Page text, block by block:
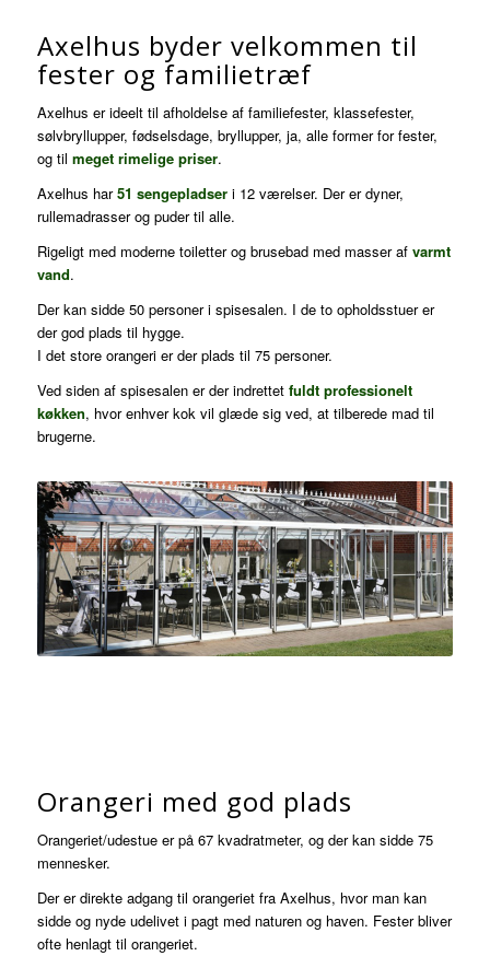
Axelhus byder velkommen til
fester og familietræf
Axelhus er ideelt til afholdelse af familiefester, klassefester,
sølvbryllupper, fødselsdage, bryllupper, ja, alle former for fester,
og til meget rimelige priser.
Axelhus har51 sengepladseri 12 værelser. Der er dyner,
rullemadrasser og puder til alle.
Rigeligt med moderne toiletter og brusebad med masser af varmt
vand.
Der kan sidde 50 personer i spisesalen. I de to opholdsstuer er
der god plads til hygge.
I det store orangeri er der plads til 75 personer.
Ved siden af spisesalen er der indrettet fuldt professionelt
køkken, hvor enhver kok vil glæde sig ved, at tilberede mad til
brugerne.
Orangeri med god plads
Orangeriet/udestue er på 67 kvadratmeter, og der kan sidde 75
mennesker.
Der er direkte adgang til orangeriet fra Axelhus, hvor man kan
sidde og nyde udelivet i pagt med naturen og haven. Fester bliver
ofte henlagt til orangeriet.